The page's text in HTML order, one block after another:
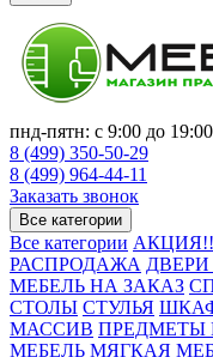
пнд-пятн: с 9:00 до
8 (499) 350-50-29
8 (499) 964-44-11
Заказать звонок
Все категории
Все категории
РАСПРОДАЖА
МЕБЕЛЬ НА ЗАКАЗ
СТОЛЫ СТУЛЬЯ
МАССИВ ПРЕДМЕТЫ
МЕБЕЛЬ МЯГКАЯ